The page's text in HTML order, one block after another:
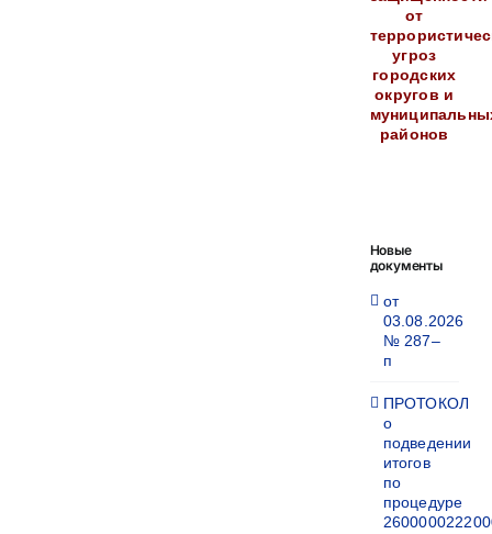
от
угроз
городских
округов и
районов
Новые
документы
от
03.08.2026
№ 287–
п
ПРОТОКОЛ
о
подведении
итогов
по
процедуре